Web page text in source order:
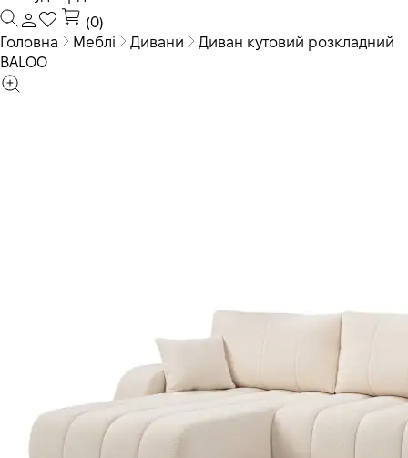
(0)
Головна
Меблі Дивани
Диван кутовий розкладний
BALOO